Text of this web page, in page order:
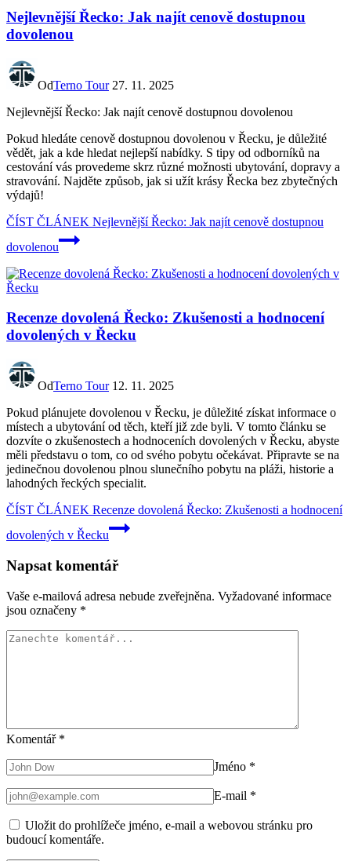
Nejlevnější Řecko: Jak najít cenově dostupnou
dovolenou
OdTerno Tour 27. 11. 2025
Nejlevnější Řecko: Jak najít cenově dostupnou dovolenou
Pokud hledáte cenově dostupnou dovolenou v Řecku, je důležité
vědět, jak a kde hledat nejlepší nabídky. S tipy od odborníků na
cestování vás provedeme skrz různé možnosti ubytování, dopravy a
stravování. Najděte způsob, jak si užít krásy Řecka bez zbytečných
výdajů!
ČÍST ČLÁNEK Nejlevnější Řecko: Jak najít cenově dostupnou
dovolenou
Recenze dovolená Řecko: Zkušenosti a hodnocení
dovolených v Řecku
OdTerno Tour 12. 11. 2025
Pokud plánujete dovolenou v Řecku, je důležité získat informace o
místech a ubytování od těch, kteří již zde byli. V tomto článku se
dozvíte o zkušenostech a hodnoceních dovolených v Řecku, abyste
měli představu o tom, co od svého pobytu očekávat. Připravte se na
jedinečnou dovolenou plnou slunečního pobytu na pláži, historie a
lahodných řeckých specialit.
ČÍST ČLÁNEK Recenze dovolená Řecko: Zkušenosti a hodnocení
dovolených v Řecku
Napsat komentář
Vaše e-mailová adresa nebude zveřejněna. Vyžadované informace
jsou označeny *
Komentář *
Jméno *
E-mail *
Uložit do prohlížeče jméno, e-mail a webovou stránku pro
budoucí komentáře.